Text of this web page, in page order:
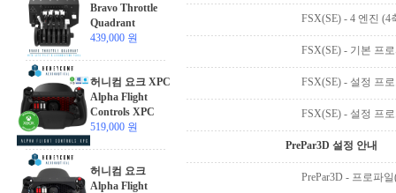
Bravo Throttle
Quadrant
439,000 원
허니컴 요크 XPC
Alpha Flight
Controls XPC
519,000 원
허니컴 요크
Alpha Flight
FSX(SE) - 4 엔진
FSX(SE) - 기본 프
FSX(SE) - 설정 프
FSX(SE) - 설정 프
PrePar3D 설정 안내
PrePar3D - 프로파